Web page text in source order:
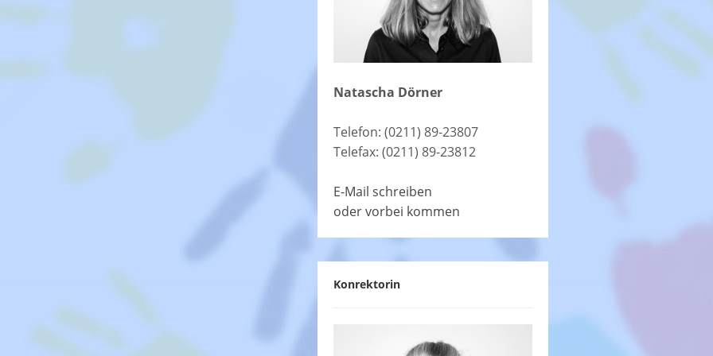
Natascha Dörner
Telefon: (0211) 89-23807
Telefax: (0211) 89-23812
E-Mail schreiben
oder vorbei kommen
Konrektorin